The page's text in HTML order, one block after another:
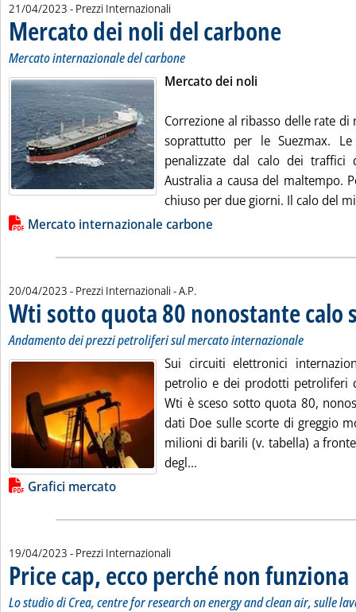
21/04/2023 - Prezzi Internazionali
Mercato dei noli del carbone
Mercato internazionale del carbone
Mercato dei noli
Correzione al ribasso delle rate
soprattutto per le Suezmax.
penalizzate dal calo dei traffici
Australia a causa del maltempo.
chiuso per due giorni. Il calo del
Lista allegati PDF alla notizia
Mercato internazionale carbone
20/04/2023 - Prezzi Internazionali -di:
A.P.
Wti sotto quota 80 nonostante calo
Andamento dei prezzi petroliferi sul mercato internazionale
Sui circuiti elettronici
petrolio e dei prodotti petroliferi
Wti è sceso sotto quota 80,
dati Doe sulle scorte di greggio
milioni di barili (v. tabella) a
degl...
Lista allegati PDF alla notizia
Grafici mercato
19/04/2023 - Prezzi Internazionali
Price cap, ecco perché non funziona
Lo studio di Crea, centre for research on energy and clean air, sulle